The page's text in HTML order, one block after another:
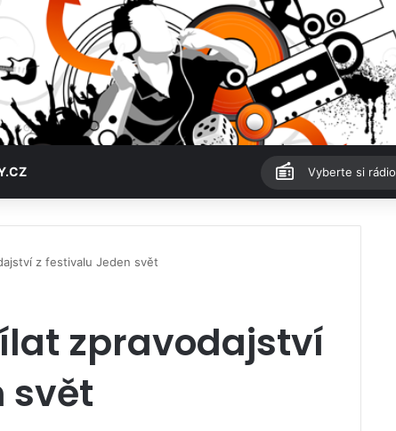
Vyberte si rádio
z festivalu Jeden svět
zpravodajství
svět